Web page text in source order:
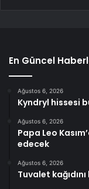
En Güncel
Ağustos 6, 2026
Kyndryl hissesi
Ağustos 6, 2026
Papa Leo
edecek
Ağustos 6, 2026
Tuvalet